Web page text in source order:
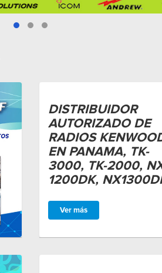
DISTRIBUIDOR
AUTORIZADO DE
RADIOS
EN PANAMA, TK-
3000, TK-2000,
1200DK,
Ver más